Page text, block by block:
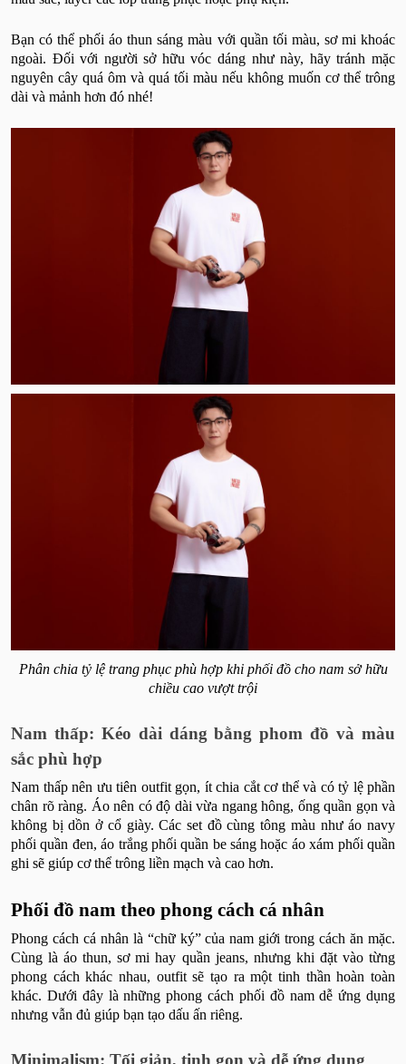
Bạn có thể phối áo thun sáng màu với quần tối màu, sơ mi khoác
ngoài. Đối với người sở hữu vóc dáng như này, hãy tránh mặc
nguyên cây quá ôm và quá tối màu nếu không muốn cơ thể trông
dài và mảnh hơn đó nhé!
Phân chia tỷ lệ trang phục phù hợp khi phối đồ cho nam sở hữu
chiều cao vượt trội
Nam thấp: Kéo dài dáng bằng phom đồ và màu
sắc phù hợp
Nam thấp nên ưu tiên outfit gọn, ít chia cắt cơ thể và có tỷ lệ phần
chân rõ ràng. Áo nên có độ dài vừa ngang hông, ống quần gọn và
không bị dồn ở cổ giày. Các set đồ cùng tông màu như áo navy
phối quần đen, áo trắng phối quần be sáng hoặc áo xám phối quần
ghi sẽ giúp cơ thể trông liền mạch và cao hơn.
Phối đồ nam theo phong cách cá nhân
Phong cách cá nhân là “chữ ký” của nam giới trong cách ăn mặc.
Cùng là áo thun, sơ mi hay quần jeans, nhưng khi đặt vào từng
phong cách khác nhau, outfit sẽ tạo ra một tinh thần hoàn toàn
khác. Dưới đây là những phong cách phối đồ nam dễ ứng dụng
nhưng vẫn đủ giúp bạn tạo dấu ấn riêng.
Minimalism: Tối giản, tinh gọn và dễ ứng dụng